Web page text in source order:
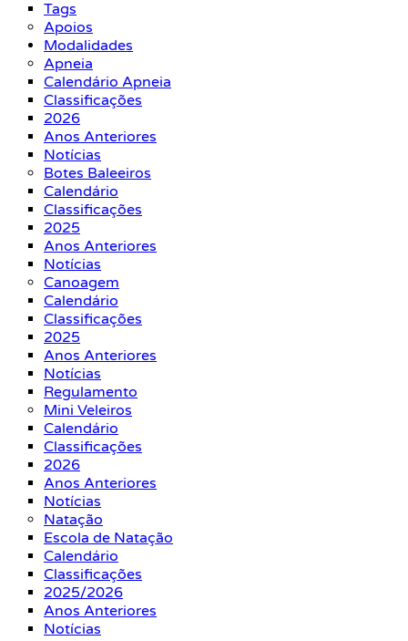
Tags
Apoios
Modalidades
Apneia
Calendário Apneia
Classificações
2026
Anos Anteriores
Notícias
Botes Baleeiros
Calendário
Classificações
2025
Anos Anteriores
Notícias
Canoagem
Calendário
Classificações
2025
Anos Anteriores
Notícias
Regulamento
Mini Veleiros
Calendário
Classificações
2026
Anos Anteriores
Notícias
Natação
Escola de Natação
Calendário
Classificações
2025/2026
Anos Anteriores
Notícias